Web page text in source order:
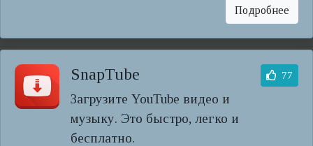
Подробнее
SnapTube
Загрузите YouTube видео и
музыку. Это быстро, легко и
бесплатно.
77